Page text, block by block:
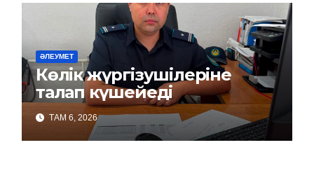
ӘЛЕУМЕТ
Көлік жүргізушілеріне
талап күшейеді
ТАМ 6, 2026